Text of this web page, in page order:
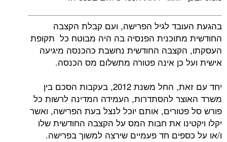
בהגעת העובד לגיל הפרישה, ועם קבלת הקצבה
החודשית מתוכנית הפנסיה בה היה מבוטח כל תקופת
העסקתו, הקצבה החודשית נחשבת כהכנסה מיגיעה
אישית ועל כן אינה פטורה מתשלום מס הכנסה.
יחד עם זאת, החל משנת 2012, בעקבות הסכם בין
משרד האוצר להסתדרות, העמידה המדינה לרשות כל
פורש סל פטורים, אותם יוכל לנצל בעת הפרישה, ואשר
יקלו ויקטינו את חבות המס על הקצבה החודשית שלו
ו/או על כספים חד פעמיים שירצה למשוך בפרישה.